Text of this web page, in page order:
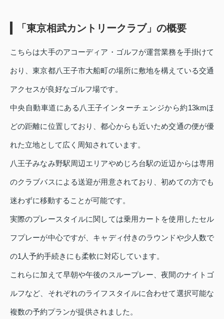
「東京相武カントリークラブ」の概要
こちらは大手のアコーディア・ゴルフが運営業務を手掛けて
おり、東京都八王子市大船町の場所に敷地を構えている交通
アクセスが良好なゴルフ場です。
中央自動車道にある八王子インターチェンジから約13kmほ
どの距離に位置しており、都心からも近いため交通の便が優
れた立地として広く周知されています。
八王子みなみ野駅周辺エリアやめじろ台駅の近辺からは専用
のクラブバスによる送迎が用意されており、初めての方でも
迷わずに移動することが可能です。
実際のプレースタイルに関しては乗用カートを使用したセル
フプレーが中心ですが、キャディ付きのラウンドや少人数で
の1人予約手続きにも柔軟に対応しています。
これらに加えて早朝や午後のスループレー、夜間のナイトゴ
ルフなど、それぞれのライフスタイルに合わせて選択可能な
複数の予約プランが提供されました。